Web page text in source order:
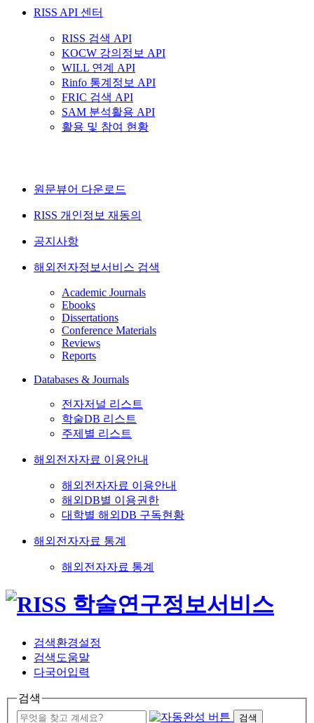
RISS API 센터
RISS 검색 API
KOCW 강의정보 API
WILL 연계 API
Rinfo 통계정보 API
FRIC 검색 API
SAM 분석활용 API
활용 및 참여 현황
원문뷰어 다운로드
RISS 개인정보 재동의
공지사항
해외전자정보서비스 검색
Academic Journals
Ebooks
Dissertations
Conference Materials
Reviews
Reports
Databases & Journals
전자저널 리스트
학술DB 리스트
주제별 리스트
해외전자자료 이용안내
해외전자자료 이용안내
해외DB별 이용권한
대학별 해외DB 구독현황
해외전자자료 통계
해외전자자료 통계
검색환경설정
검색도움말
다국어입력
검색
검색